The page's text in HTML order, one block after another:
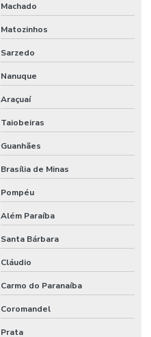
Machado
Matozinhos
Sarzedo
Nanuque
Araçuaí
Taiobeiras
Guanhães
Brasília de Minas
Pompéu
Além Paraíba
Santa Bárbara
Cláudio
Carmo do Paranaíba
Coromandel
Prata